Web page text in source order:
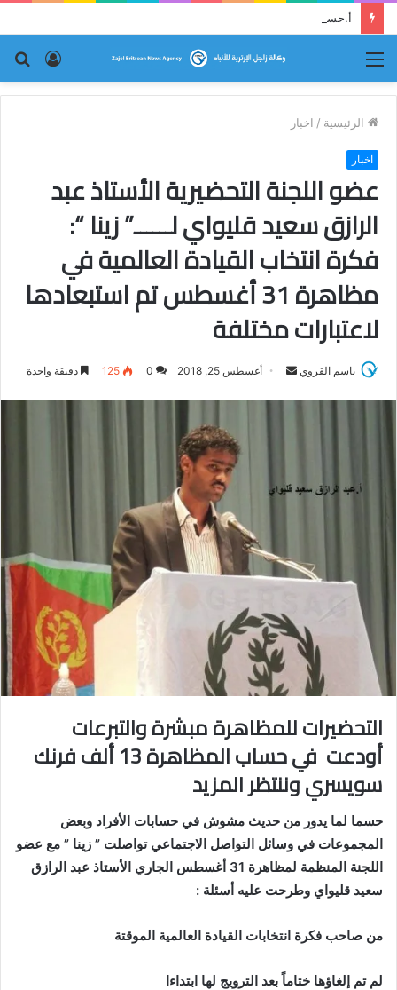
أ.حسين زمزمي يقارع النظام حجة بحجة
تسجيل
الدخول
الرئيسية / اخبار
اخبار
عضو اللجنة التحضيرية الأستاذ عبد
الرازق سعيد قليواي لــــــ” زينا “:
فكرة انتخاب القيادة العالمية في
مظاهرة 31 أغسطس تم استبعادها
لاعتبارات مختلفة
باسم القروي
ي
إ
ل
ت
ر
و
ن
ا
أغسطس 25, 2018 0
125 دقيقة واحدة
التحضيرات للمظاهرة مبشرة والتبرعات
أودعت في حساب المظاهرة 13 ألف فرنك
سويسري وننتظر المزيد
حسما لما يدور من حديث مشوش في حسابات الأفراد وبعض
المجموعات في وسائل التواصل الاجتماعي تواصلت ” زينا ” مع عضو
اللجنة المنظمة لمظاهرة 31 أغسطس الجاري الأستاذ عبد الرازق
سعيد قليواي وطرحت عليه أسئلة :
من صاحب فكرة انتخابات القيادة العالمية الموقتة
لم تم إلغاؤها ختاماً بعد الترويج لها ابتداءا